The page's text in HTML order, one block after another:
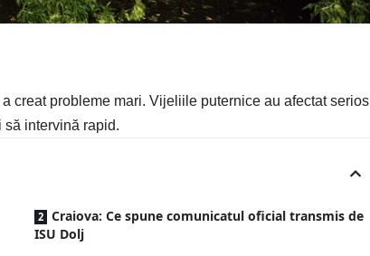
creat probleme mari. Vijeliile puternice au afectat serios
intervină rapid.
Craiova: Ce spune comunicatul oficial transmis de
ISU Dolj